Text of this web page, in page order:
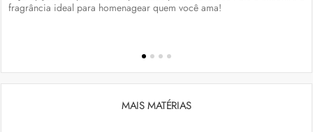
fragrância ideal para homenagear quem você ama!
MAIS MATÉRIAS